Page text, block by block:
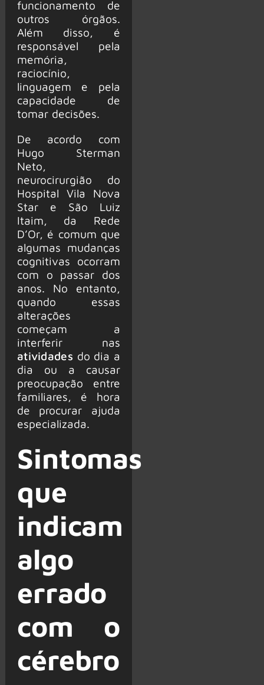
funcionamento de
outros órgãos.
Além disso, é
responsável pela
memória,
raciocínio,
linguagem e pela
capacidade de
tomar decisões.
De acordo com
Hugo Sterman
Neto,
neurocirurgião do
Hospital Vila Nova
Star e São Luiz
Itaim, da Rede
D’Or, é comum que
algumas mudanças
cognitivas ocorram
com o passar dos
anos. No entanto,
quando essas
alterações
começam a
interferir nas
atividades do dia a
dia ou a causar
preocupação entre
familiares, é hora
de procurar ajuda
especializada.
Sintomas
que
indicam
algo
errado
com o
cérebro